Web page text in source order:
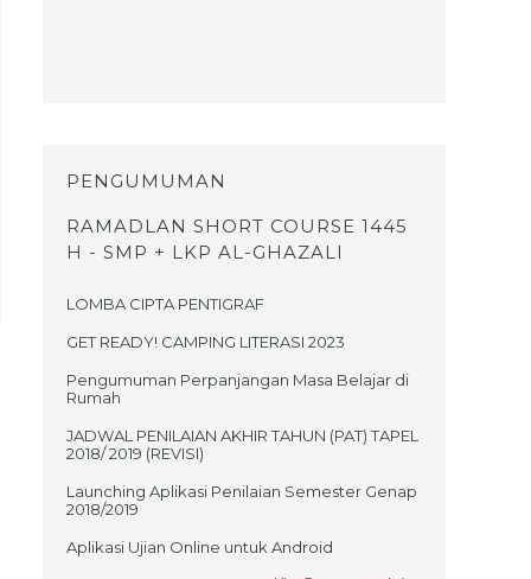
PENGUMUMAN
RAMADLAN SHORT COURSE 1445
H - SMP + LKP AL-GHAZALI
LOMBA CIPTA PENTIGRAF
GET READY! CAMPING LITERASI 2023
Pengumuman Perpanjangan Masa Belajar di
Rumah
JADWAL PENILAIAN AKHIR TAHUN (PAT) TAPEL
2018/ 2019 (REVISI)
Launching Aplikasi Penilaian Semester Genap
2018/2019
Aplikasi Ujian Online untuk Android